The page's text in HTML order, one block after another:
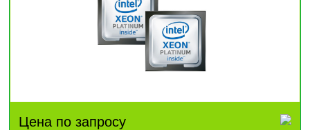
Цена по запросу